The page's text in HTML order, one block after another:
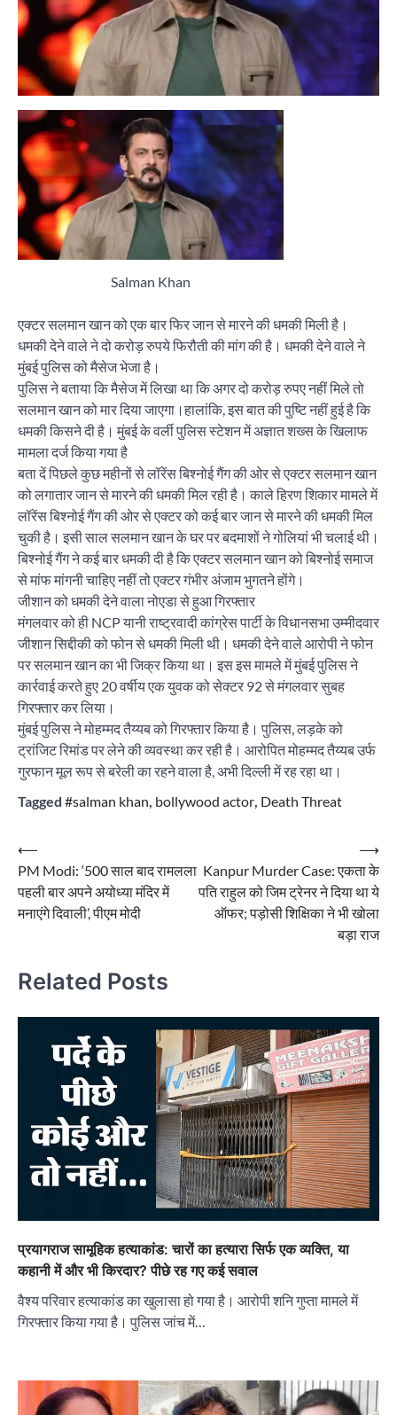
Salman Khan
एक्टर सलमान खान को एक बार फिर जान से मारने की धमकी मिली है।
धमकी देने वाले ने दो करोड़ रुपये फिरौती की मांग की है। धमकी देने वाले ने
मुंबई पुलिस को मैसेज भेजा है।
पुलिस ने बताया कि मैसेज में लिखा था कि अगर दो करोड़ रुपए नहीं मिले तो
सलमान खान को मार दिया जाएगा।हालांकि, इस बात की पुष्टि नहीं हुई है कि
धमकी किसने दी है। मुंबई के वर्ली पुलिस स्टेशन में अज्ञात शख्स के खिलाफ
मामला दर्ज किया गया है
बता दें पिछले कुछ महीनों से लॉरेंस बिश्नोई गैंग की ओर से एक्टर सलमान खान
को लगातार जान से मारने की धमकी मिल रही है। काले हिरण शिकार मामले में
लॉरेंस बिश्नोई गैंग की ओर से एक्टर को कई बार जान से मारने की धमकी मिल
चुकी है। इसी साल सलमान खान के घर पर बदमाशों ने गोलियां भी चलाई थी।
बिश्नोई गैंग ने कई बार धमकी दी है कि एक्टर सलमान खान को बिश्नोई समाज
से मांफ मांगनी चाहिए नहीं तो एक्टर गंभीर अंजाम भुगतने होंगे।
जीशान को धमकी देने वाला नोएडा से हुआ गिरफ्तार
मंगलवार को ही NCP यानी राष्ट्रवादी कांग्रेस पार्टी के विधानसभा उम्मीदवार
जीशान सिद्दीकी को फोन से धमकी मिली थी। धमकी देने वाले आरोपी ने फोन
पर सलमान खान का भी जिक्र किया था। इस इस मामले में मुंबई पुलिस ने
कार्रवाई करते हुए 20 वर्षीय एक युवक को सेक्टर 92 से मंगलवार सुबह
गिरफ्तार कर लिया।
मुंबई पुलिस ने मोहम्मद तैय्यब को गिरफ्तार किया है। पुलिस, लड़के को
ट्रांजिट रिमांड पर लेने की व्यवस्था कर रही है। आरोपित मोहम्मद तैय्यब उर्फ
गुरफान मूल रूप से बरेली का रहने वाला है, अभी दिल्ली में रह रहा था।
Tagged #salman khan, bollywood actor, Death Threat
Post
navigation
⟵
PM Modi: ‘500 साल बाद रामलला
पहली बार अपने अयोध्या मंदिर में
मनाएंगे दिवाली’, पीएम मोदी
Kanpur Murder Case: एकता के
पति राहुल को जिम ट्रेनर ने दिया था ये
ऑफर; पड़ोसी शिक्षिका ने भी खोला
बड़ा राज
⟶
Related Posts
प्रयागराज सामूहिक हत्याकांड: चारों का हत्यारा सिर्फ एक व्यक्ति, या
कहानी में और भी किरदार? पीछे रह गए कई सवाल
वैश्य परिवार हत्याकांड का खुलासा हो गया है। आरोपी शनि गुप्ता मामले में
गिरफ्तार किया गया है। पुलिस जांच में…